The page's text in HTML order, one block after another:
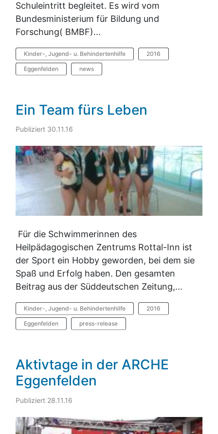
Schuleintritt begleitet. Es wird vom
Bundesministerium für Bildung und
Forschung( BMBF)...
Kinder-, Jugend- u. Behindertenhilfe 2016
Eggenfelden news
Ein Team fürs Leben
Publiziert 30.11.16
Für die Schwimmerinnen des
Heilpädagogischen Zentrums Rottal-Inn ist
der Sport ein Hobby geworden, bei dem sie
Spaß und Erfolg haben. Den gesamten
Beitrag aus der Süddeutschen Zeitung,...
Kinder-, Jugend- u. Behindertenhilfe 2016
Eggenfelden press-release
Aktivtage in der ARCHE
Eggenfelden
Publiziert 28.11.16